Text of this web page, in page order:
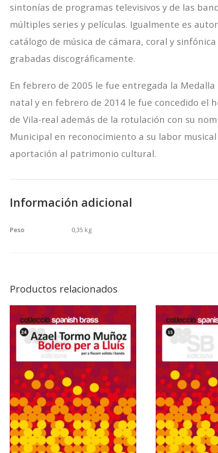
sintonías de programas televisivos y de las
múltiples series y películas. Igualmente es
catálogo de música de cámara, coral y
grabadas discográficamente.
En febrero de 2005 le fue entregada la Medalla
natal y en febrero de 2014 le fue concedido el
de Vila-real además de la rotulación con su
Municipal en reconocimiento a su labor
aportación al patrimonio cultural.
Información adicional
Peso 0,35 kg
Productos relacionados